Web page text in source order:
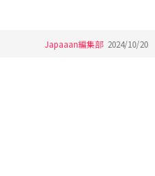
Japaaan編集部 2024/10/20